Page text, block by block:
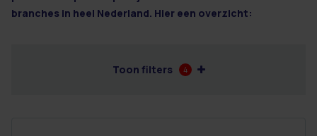
branches in heel Nederland. Hier een overzicht:
Toon filters 4